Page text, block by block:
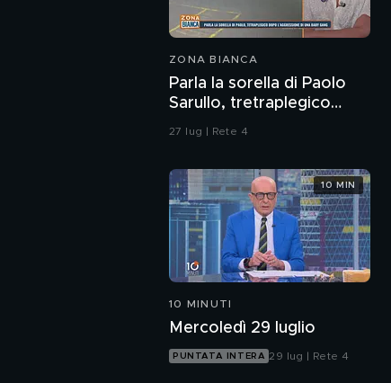
ZONA BIANCA
Parla la sorella di Paolo
Sarullo, tretraplegico
dopo l'aggressione di una
27 lug | Rete 4
10 MINUTI
Mercoledì 29 luglio
PUNTATA INTERA 29 lug | Rete 4
10 MIN